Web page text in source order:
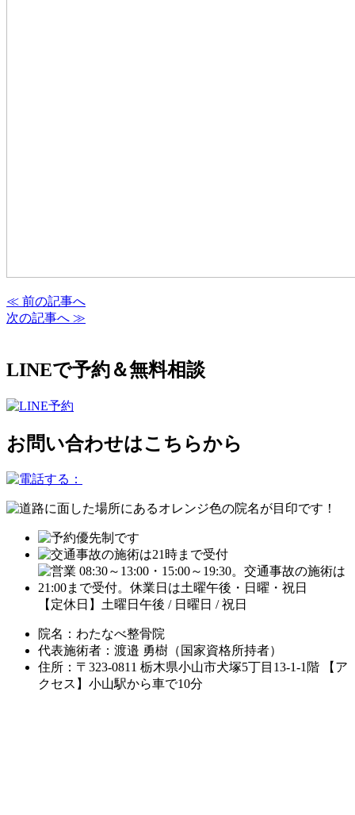
≪ 前の記事へ
次の記事へ ≫
LINEで予約＆無料相談
お問い合わせはこちらから
【定休日】土曜日午後 / 日曜日 / 祝日
院名：わたなべ整骨院
代表施術者：渡邉 勇樹（国家資格所持者）
住所：〒323-0811 栃木県小山市犬塚5丁目13-1-1階 【ア
クセス】小山駅から車で10分